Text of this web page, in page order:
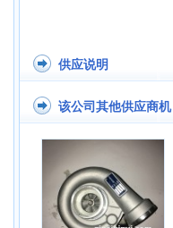
供应说明
该公司其他供应商机